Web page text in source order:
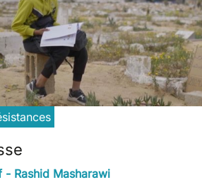
- Rashid Masharawi